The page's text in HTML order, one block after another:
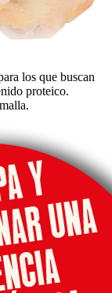
los que buscan
proteico.